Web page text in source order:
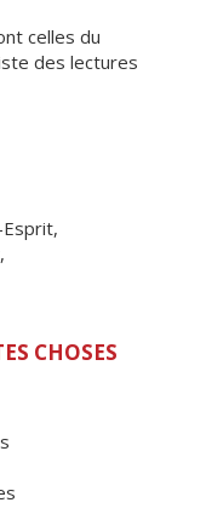
celles du
des lectures
CHOSES